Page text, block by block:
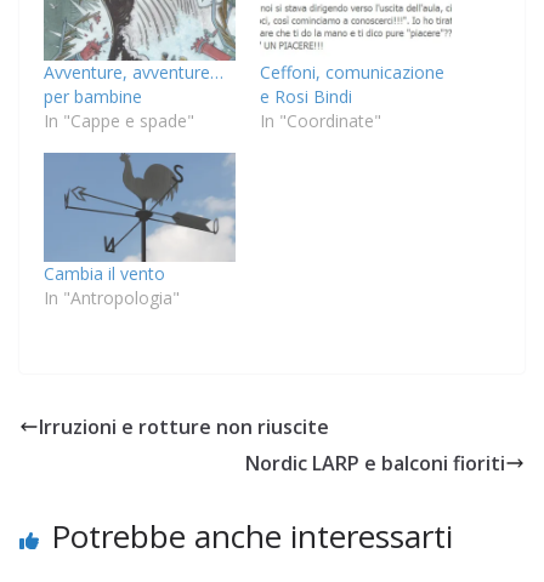
Avventure, avventure…
per bambine
In "Cappe e spade"
Ceffoni, comunicazione
e Rosi Bindi
In "Coordinate"
Cambia il vento
In "Antropologia"
Irruzioni e rotture non riuscite
Nordic LARP e balconi fioriti
Potrebbe anche interessarti